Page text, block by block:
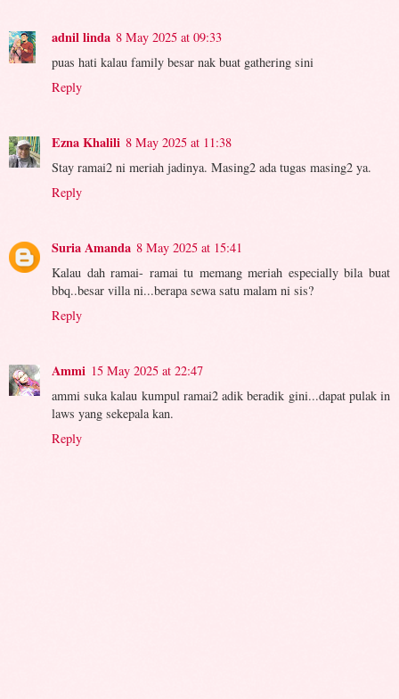
adnil linda 8 May 2025 at 09:33
puas hati kalau family besar nak buat gathering sini
Reply
Ezna Khalili 8 May 2025 at 11:38
Stay ramai2 ni meriah jadinya. Masing2 ada tugas masing2 ya.
Reply
Suria Amanda 8 May 2025 at 15:41
Kalau dah ramai- ramai tu memang meriah especially bila buat
bbq..besar villa ni...berapa sewa satu malam ni sis?
Reply
Ammi 15 May 2025 at 22:47
ammi suka kalau kumpul ramai2 adik beradik gini...dapat pulak in
laws yang sekepala kan.
Reply